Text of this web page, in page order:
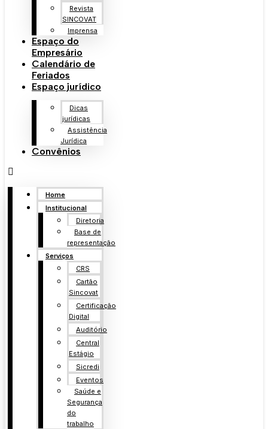
Revista
SINCOVAT
Imprensa
Espaço do
Empresário
Calendário de
Feriados
Espaço jurídico
Dicas
jurídicas
Assistência
Jurídica
Convênios
Home
Institucional
Diretoria
Base de
representação
Serviços
CRS
Cartão
Sincovat
Certificação
Digital
Auditório
Central
Estágio
Sicredi
Eventos
Saúde e
Segurança
do
trabalho